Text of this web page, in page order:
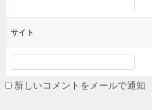
サイト
新しいコメントをメールで通知